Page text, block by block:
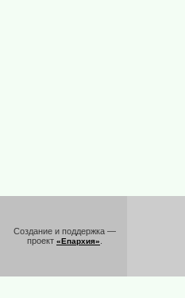
Создание и поддержка —
проект «Епархия»